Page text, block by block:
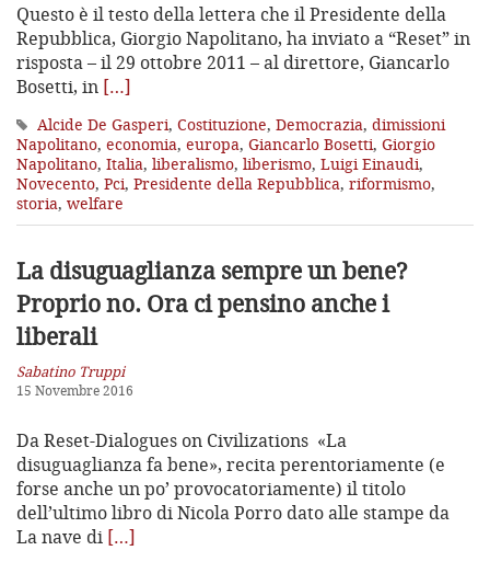
Questo è il testo della lettera che il Presidente della
Repubblica, Giorgio Napolitano, ha inviato a “Reset” in
risposta – il 29 ottobre 2011 – al direttore, Giancarlo
Bosetti, in […]
Alcide De Gasperi, Costituzione, Democrazia, dimissioni
Napolitano, economia, europa, Giancarlo Bosetti, Giorgio
Napolitano, Italia, liberalismo, liberismo, Luigi Einaudi,
Novecento, Pci, Presidente della Repubblica, riformismo,
storia, welfare
La disuguaglianza sempre un bene?
Proprio no. Ora ci pensino anche i
liberali
Sabatino Truppi
15 Novembre 2016
Da Reset-Dialogues on Civilizations «La
disuguaglianza fa bene», recita perentoriamente (e
forse anche un po’ provocatoriamente) il titolo
dell’ultimo libro di Nicola Porro dato alle stampe da
La nave di […]